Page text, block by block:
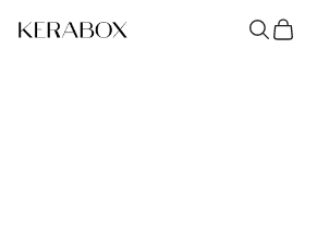
KERABOX
Åpne søk
Åpne